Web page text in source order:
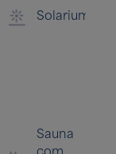
Solarium
Sauna